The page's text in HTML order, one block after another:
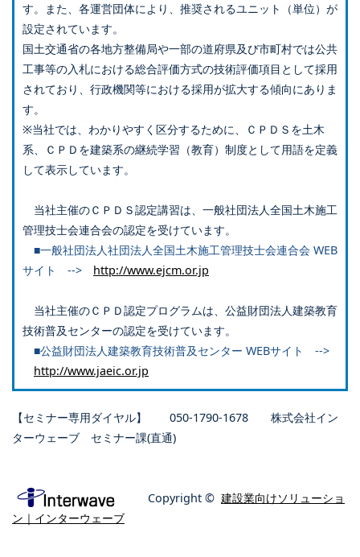
す。また、各運営団体により、推奨されるユニット（単位）が
設定されています。
国土交通省の各地方整備局や一部の道府県及び市町村では公共
工事等の入札における総合評価方式の技術評価項目として採用
されており、行政機関等における採用が拡大する傾向にありま
す。
※当社では、わかりやすく区分するために、ＣＰＤＳを土木
系、ＣＰＤを建築系の継続学習（教育）制度として用語を定義
して表示しています。
当社主催のＣＰＤＳ認定講習は、一般社団法人全国土木施工
管理技士会連合会の認定を受けています。
■一般社団法人社団法人全国土木施工管理技士会連合会 WEB
サイト --> http://www.ejcm.or.jp
当社主催のＣＰＤ認定プログラムは、公益財団法人建築教育
技術普及センターの認定を受けています。
■公益財団法人建築教育技術普及センター WEBサイト -->
http://www.jaeic.or.jp
【セミナー専用ダイヤル】 050-1790-1678 株式会社イン
ターウェーブ セミナー課(直通)
Copyright © 建設業向けソリューショ
ン｜インターウェーブ